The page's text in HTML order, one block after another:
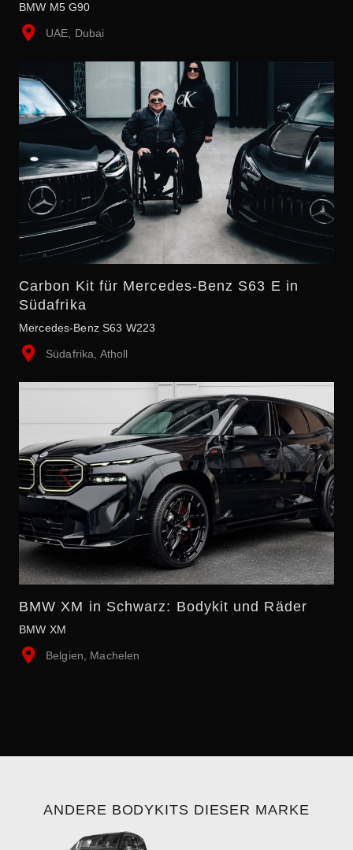
BMW M5 G90
UAE, Dubai
Carbon Kit für Mercedes-Benz S63 E in
Südafrika
Mercedes-Benz S63 W223
Südafrika, Atholl
BMW XM in Schwarz: Bodykit und Räder
BMW XM
Belgien, Machelen
ANDERE BODYKITS DIESER MARKE